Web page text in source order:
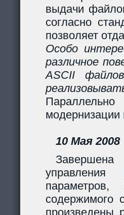
выдачи
согласно
позволяет
Особо
различное
ASCII
модернизации
10 Мая 2008
Завершена
управления
параметров,
содержимого
произведены